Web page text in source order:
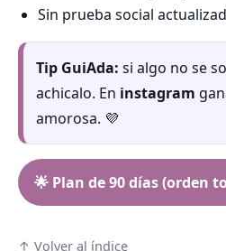
Sin prueba social
Tip GuiAda: si algo no se
achicalo. En instagram
amorosa. 💜
🌟 Plan de 90 días (orden
↑ Volver al índice